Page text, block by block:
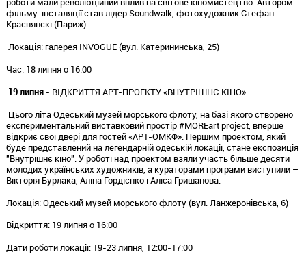
фільму-інсталяції став лідер Soundwalk, фотохудожник Стефан
Краснянскі (Париж).
Локація: галерея INVOGUE (вул. Катерининська, 25)
Час: 18 липня о 16:00
19 липня- ВІДКРИТТЯ АРТ-ПРОЕКТУ «ВНУТРІШНЄ КІНО»
Цього літа Одеський музей морського флоту, на базі якого створено
експериментальний виставковий простір #MOREart project, вперше
відкриє свої двері для гостей «АРТ-ОМКФ». Першим проектом, який
буде представлений на легендарній одеській локації, стане експозиція
"Внутрішнє кіно". У роботі над проектом взяли участь більше десяти
молодих українських художників, а кураторами програми виступили –
Вікторія Бурлака, Аліна Гордієнко і Аліса Гришанова.
Локація: Одеський музей морського флоту (вул. Ланжеронівська, 6)
Відкриття: 19 липня о 16:00
Дати роботи локації: 19-23 липня, 12:00-17:00